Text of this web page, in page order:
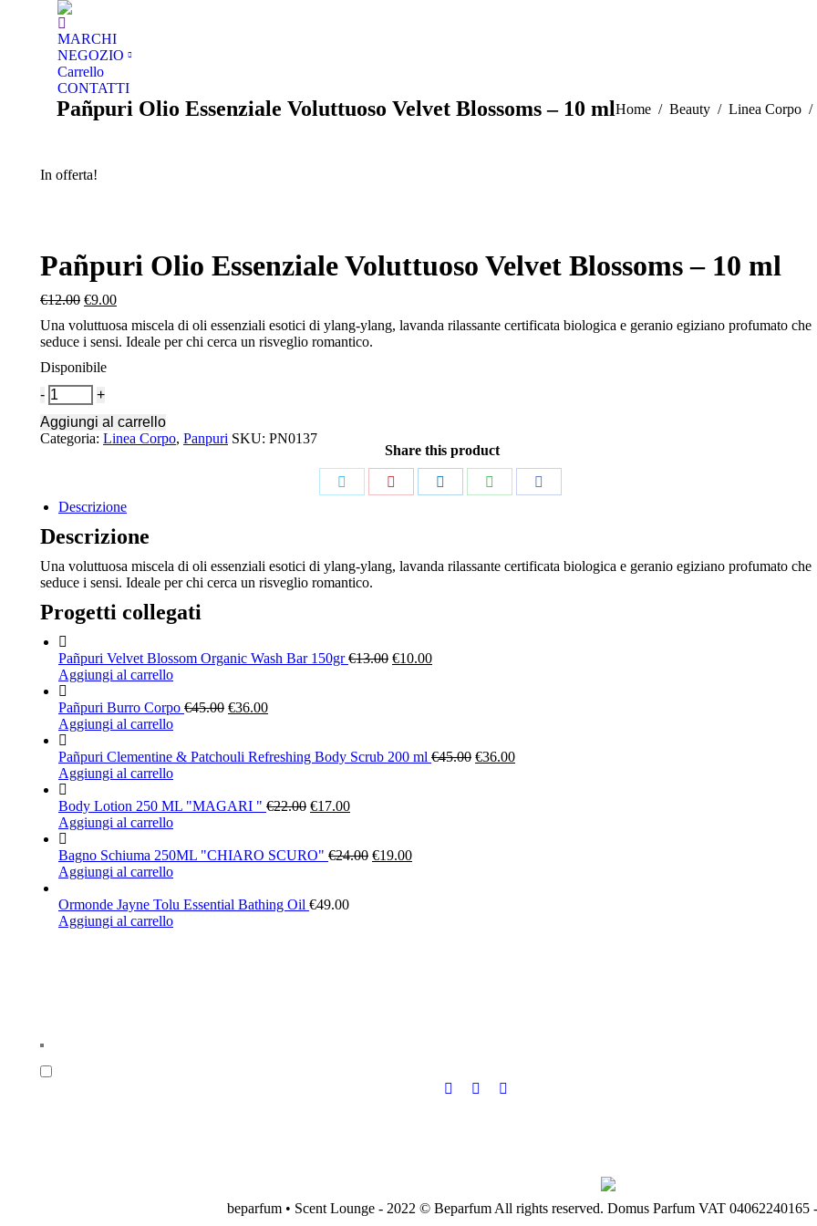
MARCHI
NEGOZIO
Carrello
CONTATTI
Pañpuri Olio Essenziale Voluttuoso Velvet Blossoms – 10 mlYou are here:
Home Beauty Linea Corpo
In offerta!
Pañpuri Olio Essenziale Voluttuoso Velvet Blossoms – 10 ml
€12.00 €9.00
Una voluttuosa miscela di oli essenziali esotici di ylang-ylang, lavanda rilassante certificata biologica e geranio egiziano profumato che
seduce i sensi. Ideale per chi cerca un risveglio romantico.
Disponibile
Quantità
Aggiungi al carrello
Categoria: Linea Corpo, Panpuri SKU: PN0137
Share this product
Descrizione
Descrizione
Una voluttuosa miscela di oli essenziali esotici di ylang-ylang, lavanda rilassante certificata biologica e geranio egiziano profumato che
seduce i sensi. Ideale per chi cerca un risveglio romantico.
Progetti collegati
Pañpuri Velvet Blossom Organic Wash Bar 150gr€13.00 €10.00
Aggiungi al carrello
Pañpuri Burro Corpo €45.00 €36.00
Aggiungi al carrello
Pañpuri Clementine & Patchouli Refreshing Body Scrub 200 ml €45.00 €36.00
Aggiungi al carrello
Body Lotion 250 ML "MAGARI " €22.00 €17.00
Aggiungi al carrello
Bagno Schiuma 250ML "CHIARO SCURO" €24.00 €19.00
Aggiungi al carrello
Ormonde Jayne Tolu Essential Bathing Oil €49.00
Aggiungi al carrello
beparfum • Scent Lounge - 2022 © Beparfum All rights reserved. Domus Parfum VAT 04062240165 -